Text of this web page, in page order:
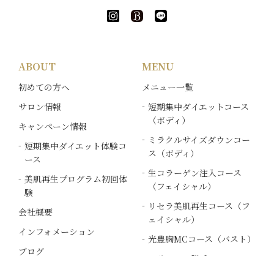
ABOUT
初めての方へ
サロン情報
キャンペーン情報
短期集中ダイエット体験コ
ース
美肌再生プログラム初回体
験
会社概要
インフォメーション
ブログ
MENU
メニュー一覧
短期集中ダイエットコース
（ボディ）
ミラクルサイズダウンコー
ス（ボディ）
生コラーゲン注入コース
（フェイシャル）
リセラ美肌再生コース（フ
ェイシャル）
光豊胸MCコース（バスト）